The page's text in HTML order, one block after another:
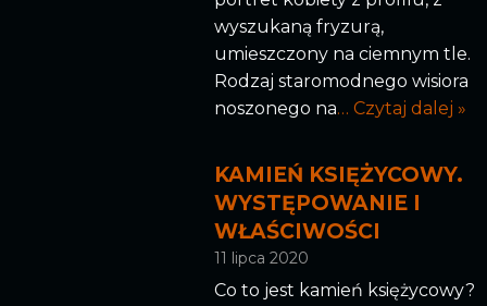
wyszukaną fryzurą,
umieszczony na ciemnym tle.
Rodzaj staromodnego wisiora
noszonego na… Czytaj dalej »
KAMIEŃ KSIĘŻYCOWY.
WYSTĘPOWANIE I
WŁAŚCIWOŚCI
11 lipca 2020
Co to jest kamień księżycowy?